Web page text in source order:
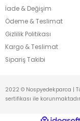
İade & Değişim
Ödeme & Teslimat
Gizlilik Politikası
Kargo & Teslimat
Sipariş Takibi
2022 © Nospyedekparca |
sertifikası ile